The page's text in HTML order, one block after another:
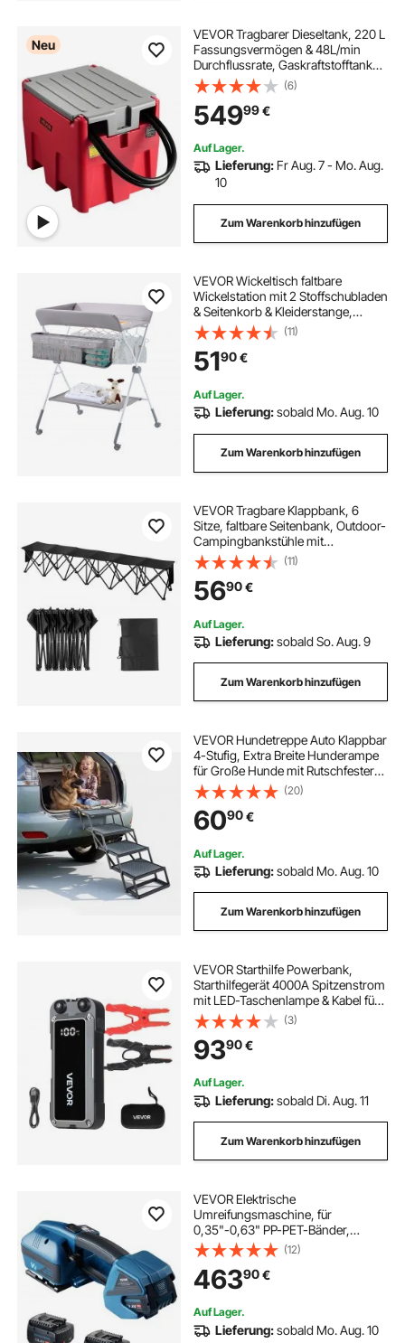
Neu
VEVOR Tragbarer Dieseltank, 220 L
Fassungsvermögen & 48L/min
Durchflussrate, Gaskraftstofftank
mit 12 V Transferpumpe & 4 m
Gummischlauch, PE-Diesel-
Transfertanks für
Kraftstofftransport, Rot
(6)
54999€
Auf Lager.
Lieferung: Fr Aug. 7 - Mo. Aug.
10
Zum Warenkorb hinzufügen
VEVOR Wickeltisch faltbare
Wickelstation mit 2 Stoffschubladen
& Seitenkorb & Kleiderstange,
höhenverstellbarer tragbarer
Wickelkombi mit feststellbaren
Rädern, multifunktional
Kinderzimmer hellgrau
(11)
5190€
Auf Lager.
Lieferung:sobald Mo. Aug. 10
Zum Warenkorb hinzufügen
VEVOR Tragbare Klappbank, 6
Sitze, faltbare Seitenbank, Outdoor-
Campingbankstühle mit
Tragetasche, Mannschaftssport-
Seitenbank für Fußball, Camping,
Angeln, kein Zusammenbau nötig,
sofortige Sitzgelegenheit, schwarz
(11)
5690€
Auf Lager.
Lieferung:sobald So. Aug. 9
Zum Warenkorb hinzufügen
VEVOR Hundetreppe Auto Klappbar
4-Stufig, Extra Breite Hunderampe
für Große Hunde mit Rutschfester
Oberfläche, Tragbare Einstiegshilfe
für Auto, SUV, LKW, Hochbett, Sofa,
Tragkraft bis 180 kg
(20)
6090€
Auf Lager.
Lieferung:sobald Mo. Aug. 10
Zum Warenkorb hinzufügen
VEVOR Starthilfe Powerbank,
Starthilfegerät 4000A Spitzenstrom
mit LED-Taschenlampe & Kabel für
Motor bis zu 10L Benzin/8L Diesel,
Tragbarer Booster mit
Schnellladung & Sicherheitsschutz
für Notfall
(3)
9390€
Auf Lager.
Lieferung:sobald Di. Aug. 11
Zum Warenkorb hinzufügen
VEVOR Elektrische
Umreifungsmaschine, für
0,35"-0,63" PP-PET-Bänder,
tragbares elektrisches
Umreifungswerkzeug mit
Digitalanzeige, 2 x 4000 mAh
batteriebetriebenes automatisches
Umreifungswerkzeug für
Verpackungskartonpaletten
(12)
46390€
Auf Lager.
Lieferung:sobald Mo. Aug. 10